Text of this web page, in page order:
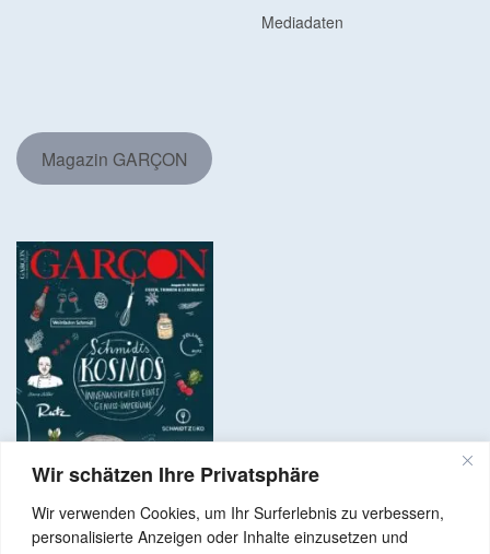
Wir schätzen Ihre Privatsphäre
Wir verwenden Cookies, um Ihr Surferlebnis zu verbessern,
personalisierte Anzeigen oder Inhalte einzusetzen und
Mediadaten
Magazin GARÇON